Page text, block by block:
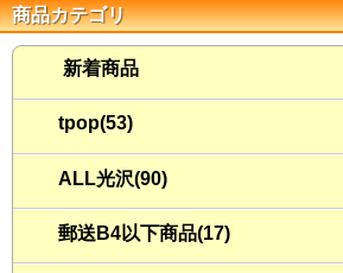
商品カテゴリ
新着商品
tpop(53)
ALL光沢(90)
郵送B4以下商品(17)